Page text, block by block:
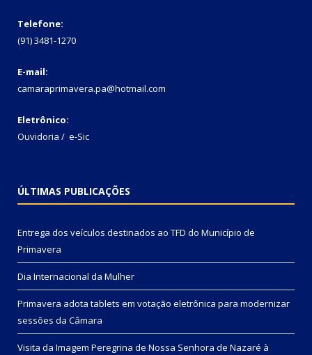
Telefone:
(91) 3481-1270
E-mail:
camaraprimavera.pa@hotmail.com
Eletrônico:
Ouvidoria / e-Sic
ÚLTIMAS PUBLICAÇÕES
Entrega dos veículos destinados ao TFD do Município de
Primavera
Dia Internacional da Mulher
Primavera adota tablets em votação eletrônica para modernizar
sessões da Câmara
Visita da Imagem Peregrina de Nossa Senhora de Nazaré à